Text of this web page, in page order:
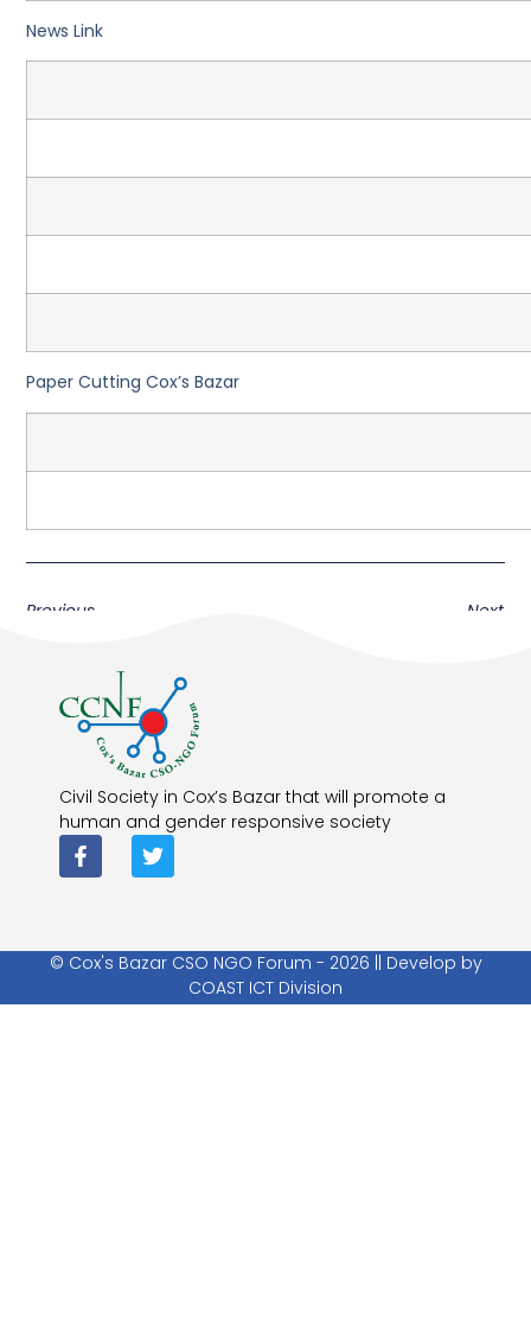
News Link
Paper Cutting Cox’s Bazar
Previous Next
Civil Society in Cox’s Bazar that will promote a
human and gender responsive society
© Cox's Bazar CSO NGO Forum - 2026 || Develop by
COAST ICT Division